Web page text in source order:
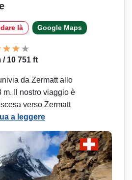
là Google Maps
10 751 ft
da Zermatt allo
m. Il nostro viaggio è
verso Zermatt
a leggere